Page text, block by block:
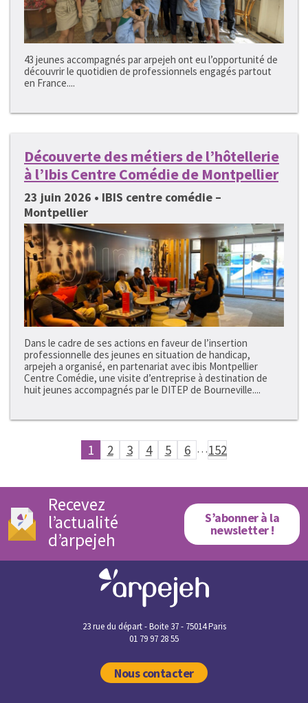
43 jeunes accompagnés par arpejeh ont eu l’opportunité de
découvrir le quotidien de professionnels engagés partout
en France....
Découverte des métiers de l’hôtellerie
à l’Ibis Centre Comédie de Montpellier
23 juin 2026 • IBIS centre comédie –
Montpellier
Dans le cadre de ses actions en faveur de l’insertion
professionnelle des jeunes en situation de handicap,
arpejeh a organisé, en partenariat avec ibis Montpellier
Centre Comédie, une visite d’entreprise à destination de
huit jeunes accompagnés par le DITEP de Bourneville....
1 2 3 4 5 6 …152
Recevez
l’actualité
d’arpejeh
S’abonner à la
newsletter !
23 rue du départ - Boite 37 - 75014 Paris
01 79 97 28 55
Nous contacter